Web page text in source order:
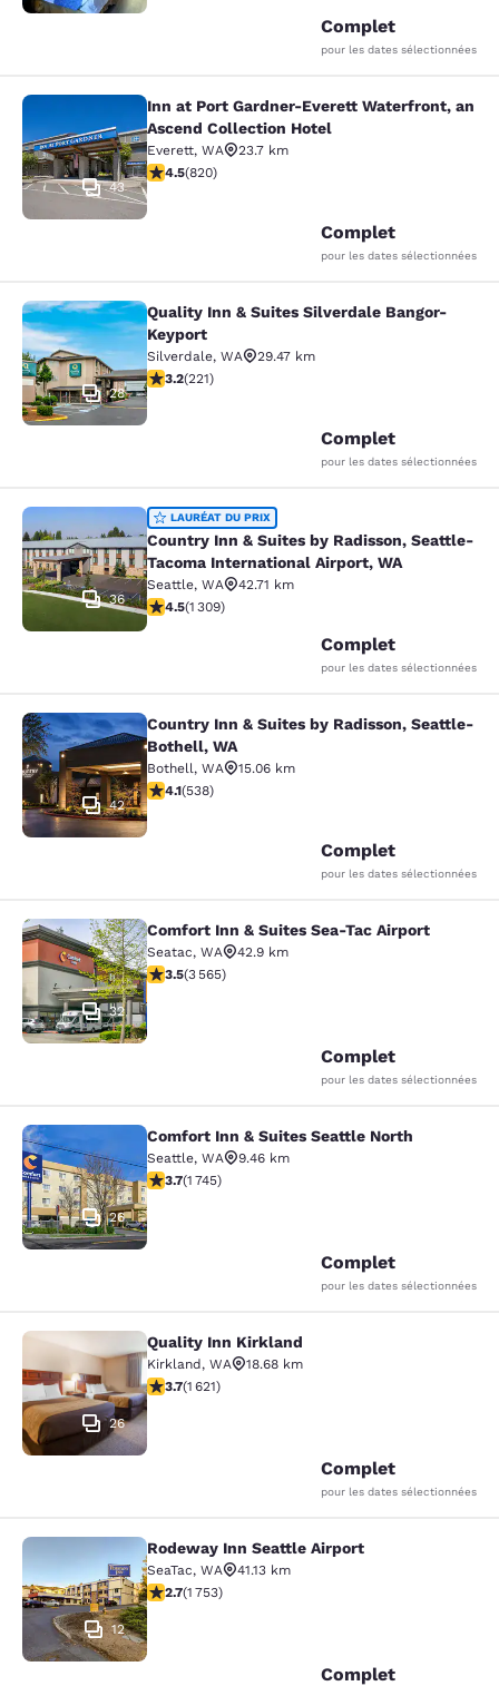
Complet
pour les dates sélectionnées
Inn at Port Gardner-Everett
43
Inn at Port Gardner-Everett Waterfront, an
Ascend Collection Hotel
Everett, WA
23.7 km
4.49 étoiles. Excellent. 820 commentaires
4.5(820)
Complet
pour les dates sélectionnées
Quality Inn & Suites Silverdale
28
Quality Inn & Suites Silverdale Bangor-
Keyport
Silverdale, WA
29.47 km
3.2 étoiles. Bien. 221 commentaires
3.2(221)
Complet
pour les dates sélectionnées
Country Inn & Suites by Radisson,
36
LAURÉAT DU PRIX
Country Inn & Suites by Radisson, Seattle-
Tacoma International Airport, WA
Seattle, WA
42.71 km
4.45 étoiles. Excellent. 1309 commentaires
4.5(1 309)
Complet
pour les dates sélectionnées
Country Inn & Suites by Radisson,
42
Country Inn & Suites by Radisson, Seattle-
Bothell, WA
Bothell, WA
15.06 km
4.09 étoiles. Très Bien. 538 commentaires
4.1(538)
Complet
pour les dates sélectionnées
Comfort Inn & Suites Sea-Tac
32
Comfort Inn & Suites Sea-Tac Airport
Seatac, WA
42.9 km
3.53 étoiles. Bien. 3565 commentaires
3.5(3 565)
Complet
pour les dates sélectionnées
Comfort Inn & Suites Seattle North
26
Comfort Inn & Suites Seattle North
Seattle, WA
9.46 km
3.74 étoiles. Bien. 1745 commentaires
3.7(1 745)
Complet
pour les dates sélectionnées
Quality Inn Kirkland
26
Quality Inn Kirkland
Kirkland, WA
18.68 km
3.69 étoiles. Bien. 1621 commentaires
3.7(1 621)
Complet
pour les dates sélectionnées
Rodeway Inn Seattle Airport
12
Rodeway Inn Seattle Airport
SeaTac, WA
41.13 km
2.68 étoiles. Moyen. 1753 commentaires
2.7(1 753)
Complet